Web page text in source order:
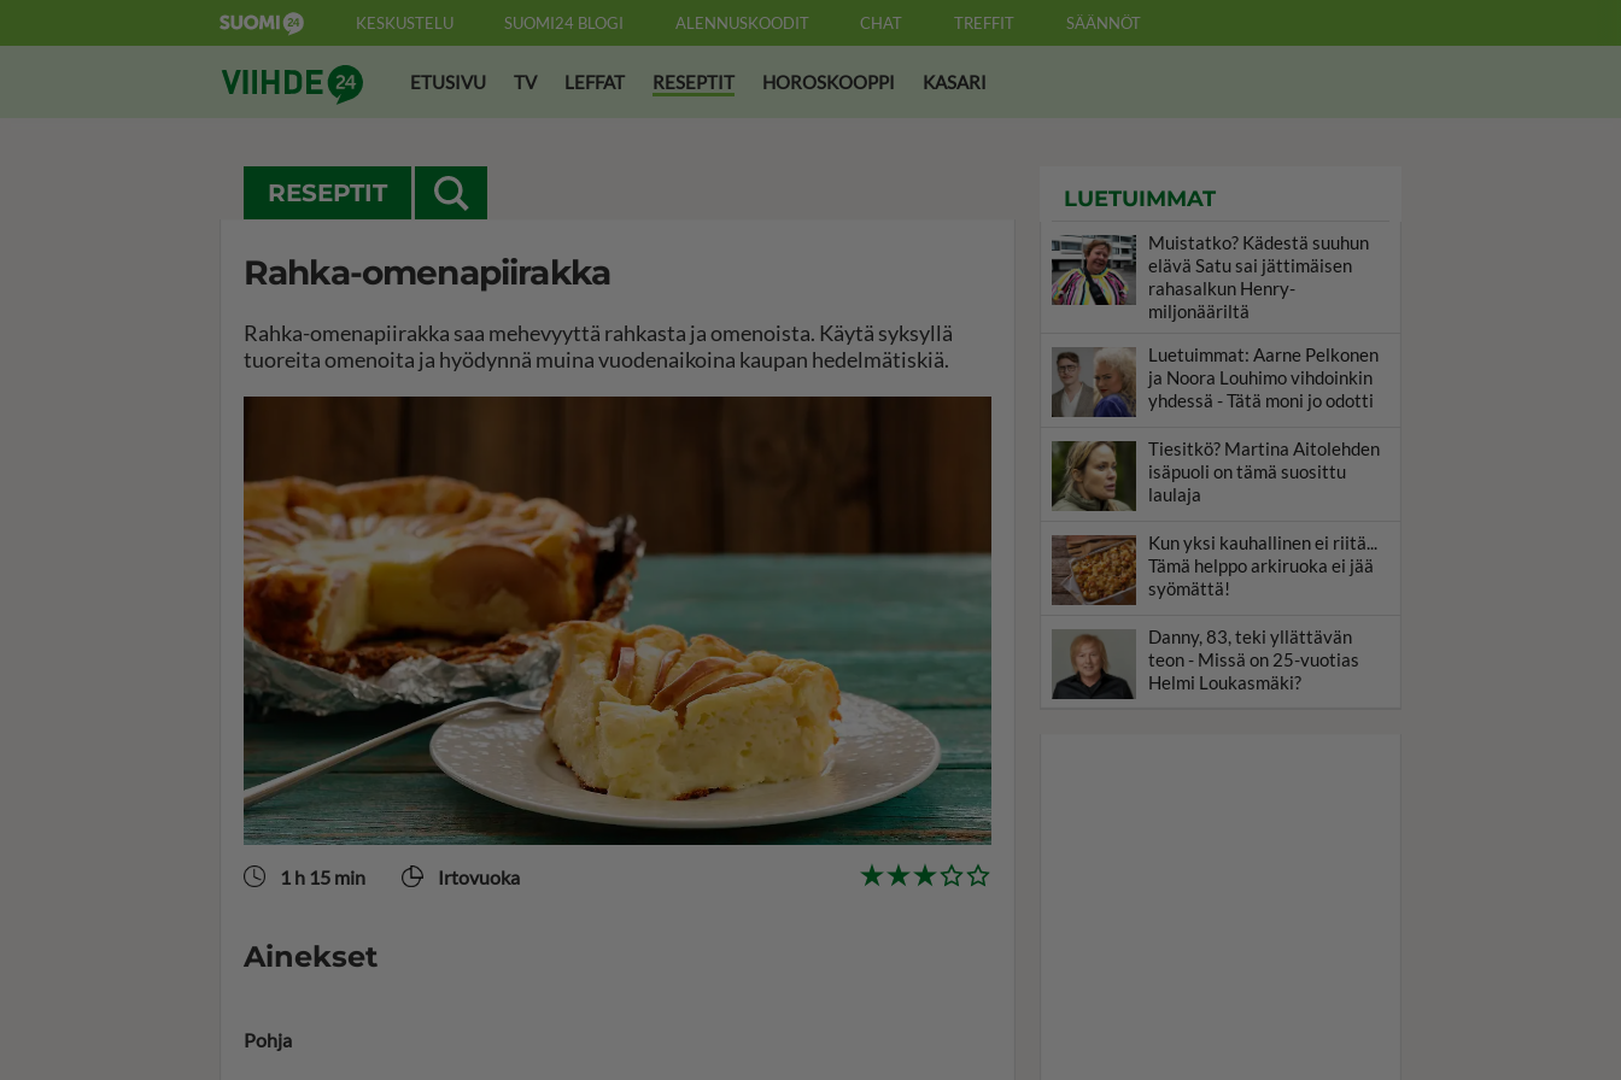
KESKUSTELU SUOMI24 BLOGI ALENNUSKOODIT CHAT TREFFIT SÄÄNNÖT
Suomi24 ViihdeETUSIVU TV LEFFAT RESEPTIT HOROSKOOPPI KASARI
RESEPTIT
Rahka-omenapiirakka
Rahka-omenapiirakka saa mehevyyttä rahkasta ja omenoista. Käytä syksyllä
tuoreita omenoita ja hyödynnä muina vuodenaikoina kaupan hedelmätiskiä.
1 h 15 min Irtovuoka
Ainekset
Pohja
LUETUIMMAT
Muistatko? Kädestä suuhun
elävä Satu sai jättimäisen
rahasalkun Henry-
miljonääriltä
Luetuimmat: Aarne Pelkonen
ja Noora Louhimo vihdoinkin
yhdessä - Tätä moni jo odotti
Tiesitkö? Martina Aitolehden
isäpuoli on tämä suosittu
laulaja
Kun yksi kauhallinen ei riitä...
Tämä helppo arkiruoka ei jää
syömättä!
Danny, 83, teki yllättävän
teon - Missä on 25-vuotias
Helmi Loukasmäki?